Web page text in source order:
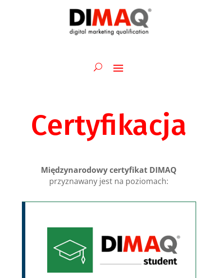
Certyfikacja
Międzynarodowy certyfikat DIMAQ
przyznawany jest na poziomach: